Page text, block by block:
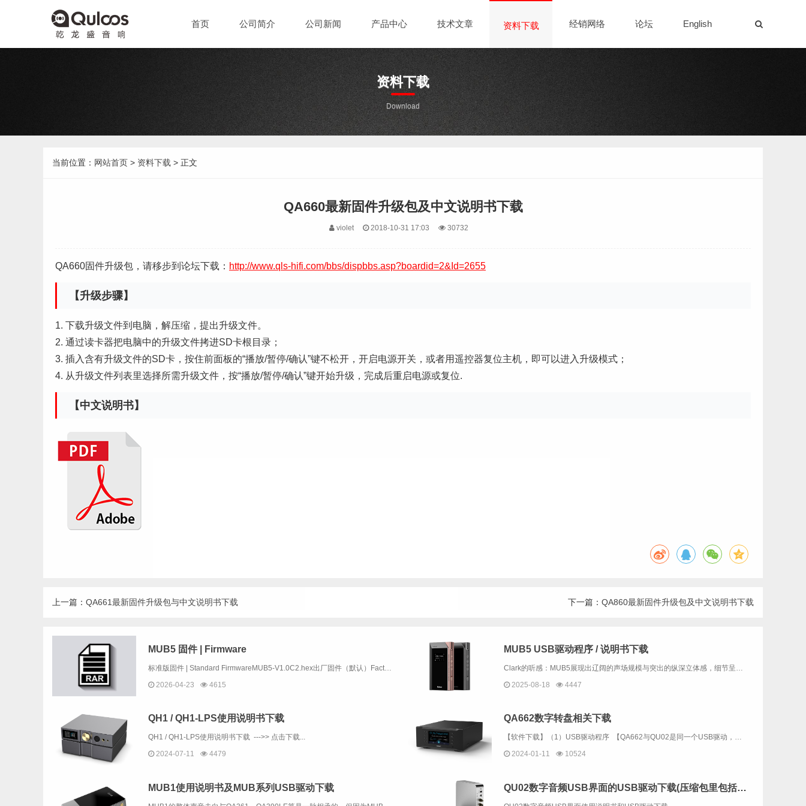
首页 公司简介 公司新闻 产品中心 技术文章 资料下载 经销网络 论坛 English
资料下载
Download
当前位置： 网站首页 > 资料下载 > 正文
QA660最新固件升级包及中文说明书下载
violet 2018-10-31 17:03 30732
QA660固件升级包，请移步到论坛下载： http://www.qls-hifi.com/bbs/dispbbs.asp?boardid=2&Id=2655
【升级步骤】
1. 下载升级文件到电脑，解压缩，提出升级文件。
2. 通过读卡器把电脑中的升级文件拷进SD卡根目录；
3. 插入含有升级文件的SD卡，按住前面板的“播放/暂停/确认”键不松开，开启电源开关，或者用遥控器复位主机，即可以进入升级模式；
4. 从升级文件列表里选择所需升级文件，按“播放/暂停/确认”键开始升级，完成后重启电源或复位.
【中文说明书】
上一篇： QA661最新固件升级包与中文说明书下载 下一篇： QA860最新固件升级包及中文说明书下载
MUB5 固件 | Firmware
2026-04-23
4615
MUB5 USB驱动程序 / 说明书下载
2025-08-18
4447
QH1 / QH1-LPS使用说明书下载
QH1 / QH1-LPS使用说明书下载 --->> 点击下载...
2024-07-11
4479
QA662数字转盘相关下载
【软件下载】（1）USB驱动程序 【QA662与QU02是同一个USB驱动，已经有安装QU02的驱动就不需要重复下载】（2）意大利amanero官方USB驱动下载 （内容与上一个一样，不同的是：上面的下载链...
2024-01-11
10524
MUB1使用说明书及MUB系列USB驱动下载 QU02数字音频USB界面的USB驱动下载(压缩包里包括QU02使用说明书）